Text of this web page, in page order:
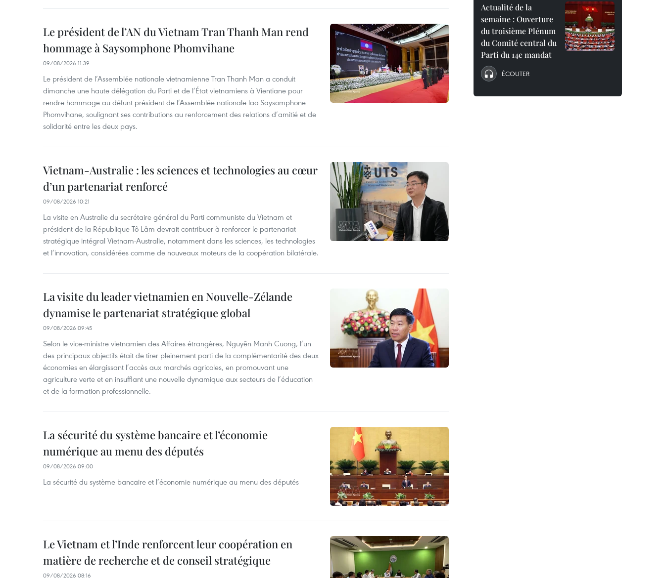
Le président de l’AN du Vietnam Tran Thanh Man rend
hommage à Saysomphone Phomvihane
09/08/2026 11:39
Le président de l’Assemblée nationale vietnamienne Tran Thanh Man a conduit
dimanche une haute délégation du Parti et de l’État vietnamiens à Vientiane pour
rendre hommage au défunt président de l’Assemblée nationale lao Saysomphone
Phomvihane, soulignant ses contributions au renforcement des relations d’amitié et de
solidarité entre les deux pays.
Vietnam-Australie : les sciences et technologies au cœur
d’un partenariat renforcé
09/08/2026 10:21
La visite en Australie du secrétaire général du Parti communiste du Vietnam et
président de la République Tô Lâm devrait contribuer à renforcer le partenariat
stratégique intégral Vietnam-Australie, notamment dans les sciences, les technologies
et l’innovation, considérées comme de nouveaux moteurs de la coopération bilatérale.
La visite du leader vietnamien en Nouvelle-Zélande
dynamise le partenariat stratégique global
09/08/2026 09:45
Selon le vice-ministre vietnamien des Affaires étrangères, Nguyên Manh Cuong, l’un
des principaux objectifs était de tirer pleinement parti de la complémentarité des deux
économies en élargissant l’accès aux marchés agricoles, en promouvant une
agriculture verte et en insufflant une nouvelle dynamique aux secteurs de l’éducation
et de la formation professionnelle.
La sécurité du système bancaire et l’économie
numérique au menu des députés
09/08/2026 09:00
La sécurité du système bancaire et l’économie numérique au menu des députés
Le Vietnam et l’Inde renforcent leur coopération en
matière de recherche et de conseil stratégique
09/08/2026 08:16
Actualité de la
semaine : Ouverture
du troisième Plénum
du Comité central du
Parti du 14e mandat
ÉCOUTER